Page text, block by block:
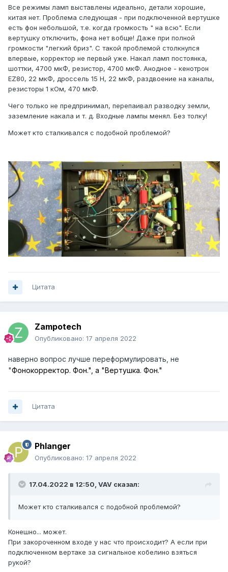
Все режимы ламп выставлены идеально, детали хорошие,
китая нет. Проблема следующая - при подключенной вертушке
есть фон небольшой, т.е. когда громкость " на всю". Если
вертушку отключить, фона нет вобще! Даже при полной
громкости "легкий бриз". С такой проблемой столкнулся
впервые, корректор не первый уже. Накал ламп постоянка,
шоттки, 4700 мкФ, резистор, 4700 мкФ. Анодное - кенотрон
EZ80, 22 мкФ, дроссель 15 Н, 22 мкФ, раздвоение на каналы,
резисторы 1 кОм, 470 мкФ.
Чего только не предпринимал, перепаивал разводку земли,
заземление накала и т. д. Входные лампы менял. Без толку!
Может кто сталкивался с подобной проблемой?
Цитата
Zampotech
Опубликовано: 17 апреля 2022
наверно вопрос лучше переформулировать, не
"Фонокорректор. Фон.", а "Вертушка. Фон."
Цитата
Phlanger
Опубликовано: 17 апреля 2022
17.04.2022 в 12:50, VAV сказал:
Может кто сталкивался с подобной проблемой?
Конешно... может.
При закороченном входе у нас что происходит? А если при
подключенном вертаке за сигнальное кобелино взяться
рукой?